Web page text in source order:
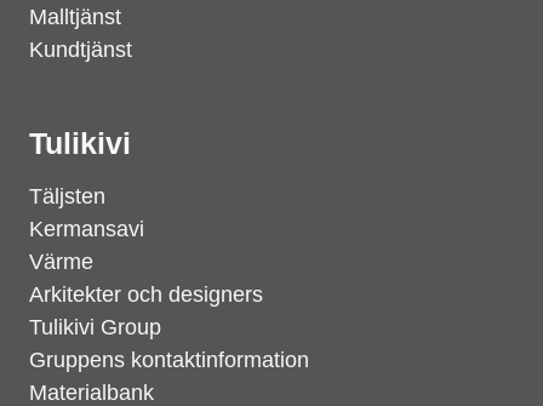
Malltjänst
Kundtjänst
Tulikivi
Täljsten
Kermansavi
Värme
Arkitekter och designers
Tulikivi Group
Gruppens kontaktinformation
Materialbank